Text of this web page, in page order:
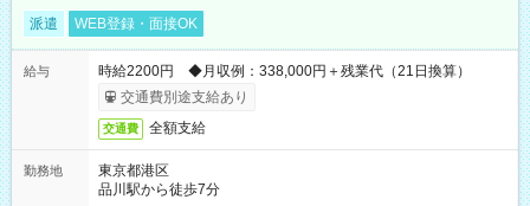
派遣 WEB登録・面接OK
給与
時給2200円 ◆月収例：338,000円＋残業代（21日換算）
交通費別途支給あり
交通費 全額支給
勤務地
東京都港区
品川駅から徒歩7分